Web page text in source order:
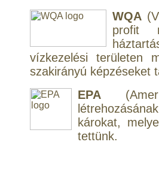
WQA
profit
vízkezelési területen
szakirányú képzéseket
EPA
károkat,
tettünk.